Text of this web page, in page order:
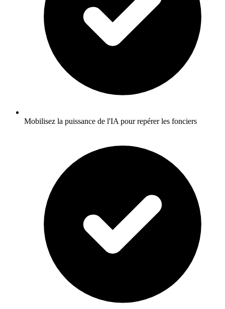
Mobilisez la puissance de l'IA pour repérer les fonciers